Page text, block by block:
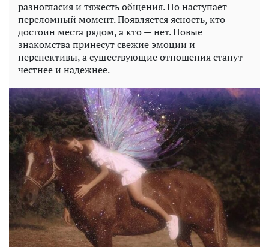
разногласия и тяжесть общения. Но наступает
переломный момент. Появляется ясность, кто
достоин места рядом, а кто — нет. Новые
знакомства принесут свежие эмоции и
перспективы, а существующие отношения станут
честнее и надежнее.